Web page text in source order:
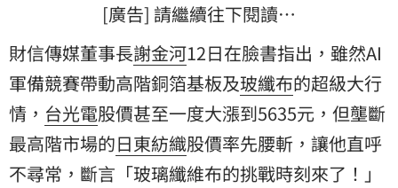
[廣告] 請繼續往下閱讀…
財信傳媒董事長謝金河12日在臉書指出，雖然AI
軍備競賽帶動高階銅箔基板及玻纖布的超級大行
情， 台光電股價甚至一度大漲到5635元，但壟斷
最高階市場的日東紡織股價率先腰斬，讓他直呼
不尋常，斷言「玻璃纖維布的挑戰時刻來了！」